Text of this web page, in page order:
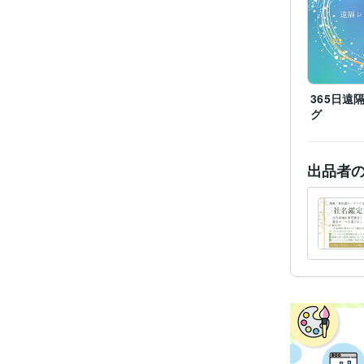
365日遠
グ
出品者